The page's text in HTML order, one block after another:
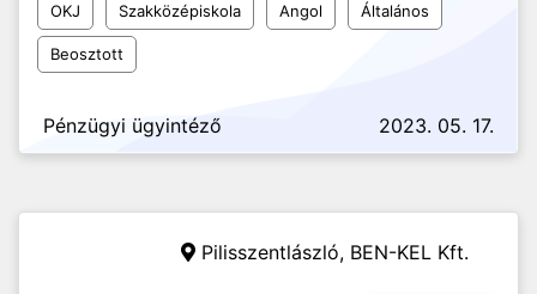
OKJ Szakközépiskola Angol Általános
Beosztott
Pénzügyi ügyintéző 2023. 05. 17.
Pilisszentlászló, BEN-KEL Kft.